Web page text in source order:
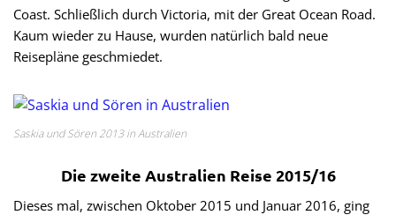
Coast. Schließlich durch Victoria, mit der Great Ocean Road.
Kaum wieder zu Hause, wurden natürlich bald neue
Reisepläne geschmiedet.
Saskia und Sören 2013 in Australien
Die zweite Australien Reise 2015/16
Dieses mal, zwischen Oktober 2015 und Januar 2016, ging